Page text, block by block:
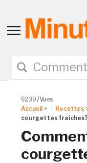
Toggle
navigation
92397Vues
Accueil > Recettes
courgettes fraiches?